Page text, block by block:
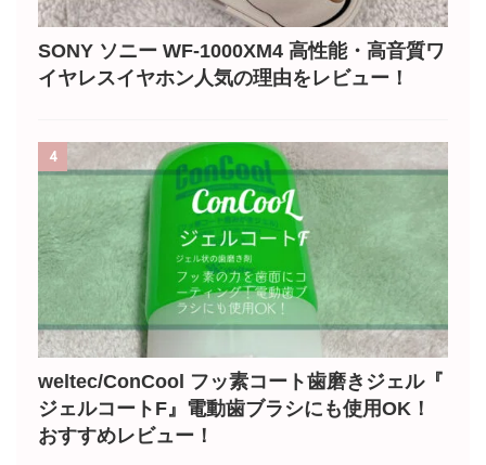
SONY ソニー WF-1000XM4 高性能・高音質ワ
イヤレスイヤホン人気の理由をレビュー！
4
weltec/ConCool フッ素コート歯磨きジェル『
ジェルコートF』電動歯ブラシにも使用OK！
おすすめレビュー！